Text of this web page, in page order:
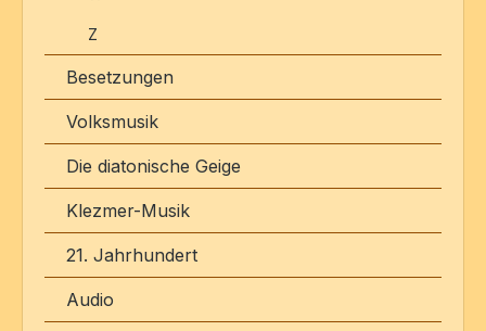
Z
Besetzungen
Volksmusik
Die diatonische Geige
Klezmer-Musik
21. Jahrhundert
Audio